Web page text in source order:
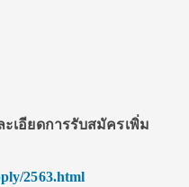
เอียดการรับสมัครเพิ่ม
2563.html